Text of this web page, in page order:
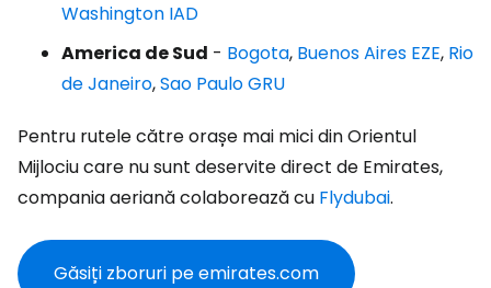
Washington IAD
America de Sud - Bogota, Buenos Aires EZE, Rio
de Janeiro,Sao Paulo GRU
Pentru rutele către orașe mai mici din Orientul
Mijlociu care nu sunt deservite direct de Emirates,
compania aeriană colaborează cu Flydubai.
Găsiți zboruri pe emirates.com